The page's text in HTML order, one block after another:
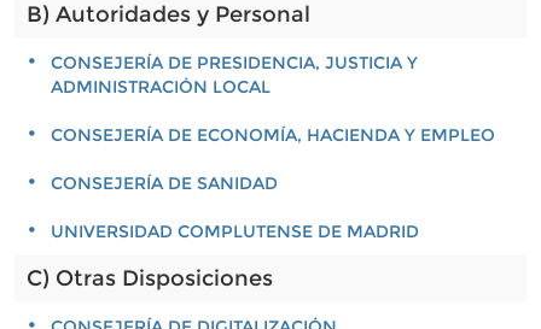
B) Autoridades y Personal
CONSEJERÍA DE PRESIDENCIA, JUSTICIA Y
ADMINISTRACIÓN LOCAL
CONSEJERÍA DE ECONOMÍA, HACIENDA Y EMPLEO
CONSEJERÍA DE SANIDAD
UNIVERSIDAD COMPLUTENSE DE MADRID
C) Otras Disposiciones